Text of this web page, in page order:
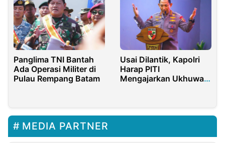
Panglima TNI Bantah
Ada Operasi Militer di
Pulau Rempang Batam
Usai Dilantik, Kapolri
Harap PITI
Mengajarkan Ukhuwah
MEDIA PARTNER